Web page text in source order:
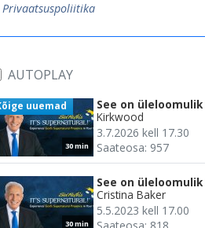
Privaatsuspoliitika
AUTOPLAY
30 min
uuemad See on üleloomulik
Kirkwood
3.7.2026 kell 17.30
Saateosa: 957
30 min
See on üleloomulik
Cristina Baker
5.5.2023 kell 17.00